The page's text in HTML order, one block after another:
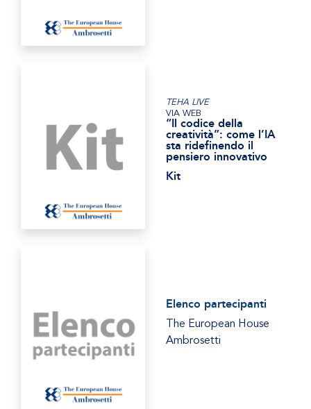
TEHA LIVE
VIA WEB
“Il codice della
creatività”: come l’IA
sta ridefinendo il
pensiero innovativo
Kit
Elenco partecipanti
The European House
Ambrosetti